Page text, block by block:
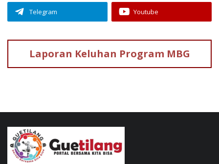
Telegram Youtube
Laporan Keluhan Program MBG